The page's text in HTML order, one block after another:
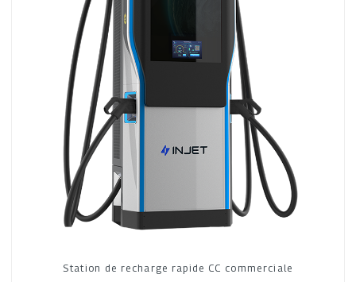
Station de recharge rapide CC commerciale